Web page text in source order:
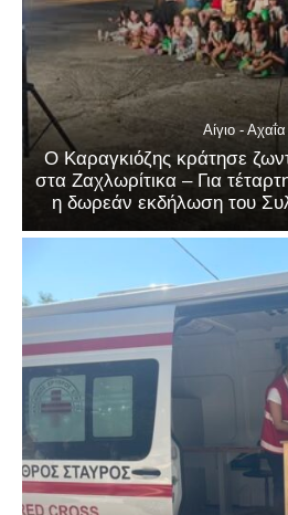
Αίγιο - Αχαΐα
Ο Καραγκιόζης κράτησε
στα Ζαχλωρίτικα – Για
η δωρεάν εκδήλωση του